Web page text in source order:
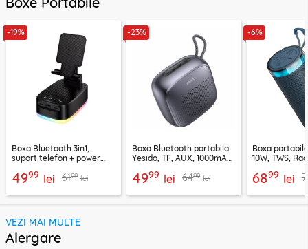
-19%
Boxa Bluetooth 3in1,
suport telefon + power
BR200
4999 lei 6199 lei
-23%
Boxa Bluetooth portabila
Yesido, TF, AUX, 1000mAh,
4999 lei 6499 lei
-6%
Boxa
10W, TWS,
6899 lei
VEZI MAI MULTE
Alergare